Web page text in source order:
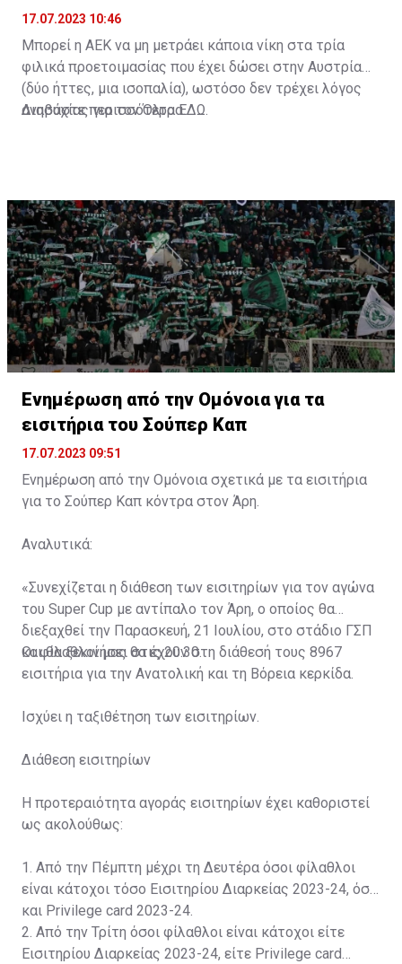
17.07.2023 10:46
Μπορεί η ΑΕΚ να μη μετράει κάποια νίκη στα τρία
φιλικά προετοιμασίας που έχει δώσει στην Αυστρία
(δύο ήττες, μια ισοπαλία), ωστόσο δεν τρέχει λόγος
ανησυχίας για τον Όλτρα.
Διαβάστε περισσότεραΕΔΩ.
Ενημέρωση από την Ομόνοια για τα
εισιτήρια του Σούπερ Καπ
17.07.2023 09:51
Ενημέρωση από την Ομόνοια σχετικά με τα εισιτήρια
για το Σούπερ Καπ κόντρα στον Άρη.
Αναλυτικά:
«Συνεχίζεται η διάθεση των εισιτηρίων για τον αγώνα
του Super Cup με αντίπαλο τον Άρη, ο οποίος θα
διεξαχθεί την Παρασκευή, 21 Ιουλίου, στο στάδιο ΓΣΠ
και θα ξεκινήσει στις 20:30.
Οι φίλαθλοί μας θα έχουν στη διάθεσή τους 8967
εισιτήρια για την Ανατολική και τη Βόρεια κερκίδα.
Ισχύει η ταξιθέτηση των εισιτηρίων.
Διάθεση εισιτηρίων
Η προτεραιότητα αγοράς εισιτηρίων έχει καθοριστεί
ως ακολούθως:
1. Από την Πέμπτη μέχρι τη Δευτέρα όσοι φίλαθλοι
είναι κάτοχοι τόσο Εισιτηρίου Διαρκείας 2023-24, όσο
και Privilege card 2023-24.
2. Από την Τρίτη όσοι φίλαθλοι είναι κάτοχοι είτε
Εισιτηρίου Διαρκείας 2023-24, είτε Privilege card